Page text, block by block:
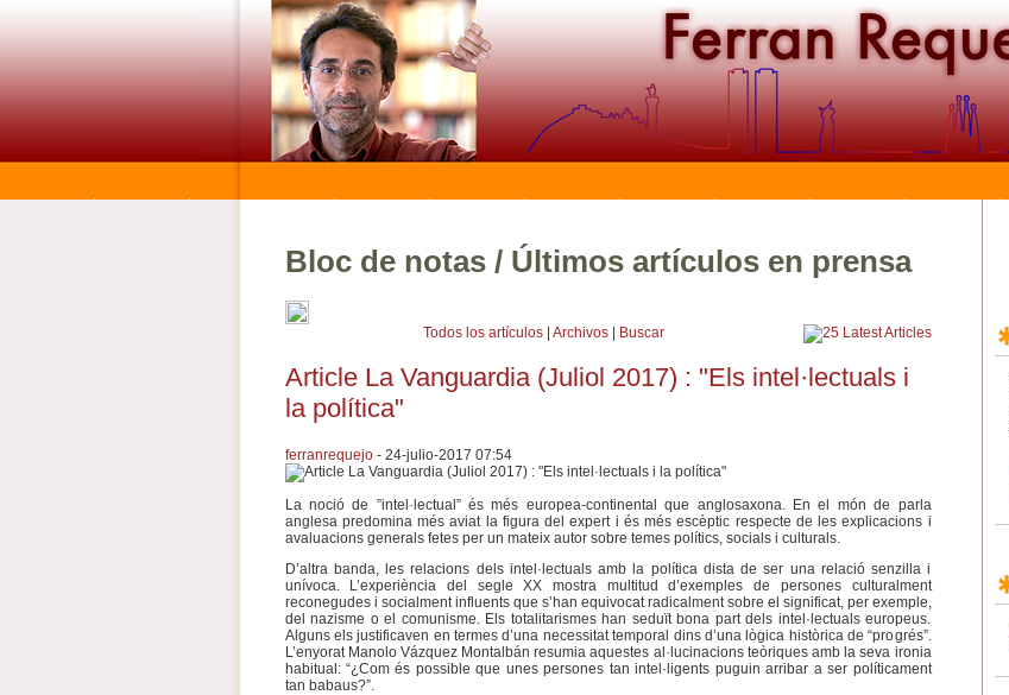
Bloc de notas / Últimos artículos en prensa
Todos los artículos Archivos Buscar
Article La Vanguardia (Juliol 2017) : "Els intel·lectuals i
la política"
ferranrequejo- 24-julio-2017 07:54
La noció de ”intel·lectual” és més europea-continental que anglosaxona. En el món de parla
anglesa predomina més aviat la figura del expert i és més escèptic respecte de les explicacions i
avaluacions generals fetes per un mateix autor sobre temes polítics, socials i culturals.
D’altra banda, les relacions dels intel·lectuals amb la política dista de ser una relació senzilla i
unívoca. L’experiència del segle XX mostra multitud d’exemples de persones culturalment
reconegudes i socialment influents que s’han equivocat radicalment sobre el significat, per exemple,
del nazisme o el comunisme. Els totalitarismes han seduït bona part dels intel·lectuals europeus.
Alguns els justificaven en termes d’una necessitat temporal dins d’una lògica històrica de “progrés”.
L’enyorat Manolo Vázquez Montalbán resumia aquestes al·lucinacions teòriques amb la seva ironia
habitual: “¿Com és possible que unes persones tan intel·ligents puguin arribar a ser políticament
tan babaus?”.